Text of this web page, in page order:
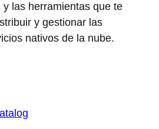
las herramientas que te
y gestionar las
nativos de la nube.